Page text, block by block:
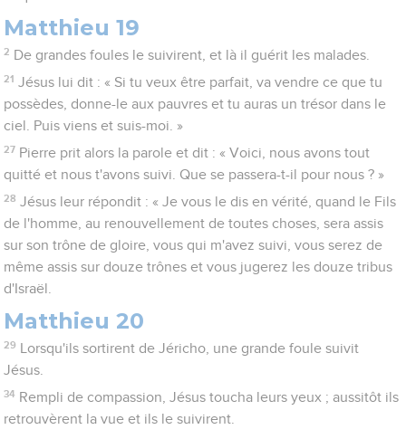
Matthieu 19
2 De grandes foules le suivirent, et là il guérit les malades.
21 Jésus lui dit : « Si tu veux être parfait, va vendre ce que tu
possèdes, donne-le aux pauvres et tu auras un trésor dans le
ciel. Puis viens et suis-moi. »
27 Pierre prit alors la parole et dit : « Voici, nous avons tout
quitté et nous t'avons suivi. Que se passera-t-il pour nous ? »
28 Jésus leur répondit : « Je vous le dis en vérité, quand le Fils
de l'homme, au renouvellement de toutes choses, sera assis
sur son trône de gloire, vous qui m'avez suivi, vous serez de
même assis sur douze trônes et vous jugerez les douze tribus
d'Israël.
Matthieu 20
29
Lorsqu'ils sortirent de Jéricho, une grande foule suivit
Jésus.
34 Rempli de compassion, Jésus toucha leurs yeux ; aussitôt ils
retrouvèrent la vue et ils le suivirent.